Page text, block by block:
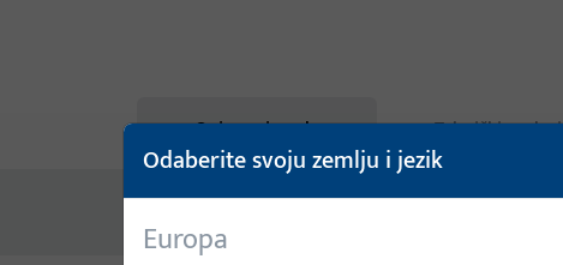
Opis proizvoda Tehnički podaci
Odaberite svoju zemlju i jezik
Europa